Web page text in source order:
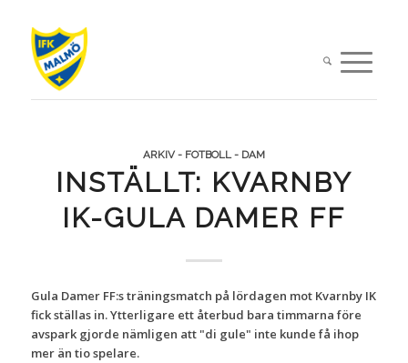
ARKIV - FOTBOLL - DAM
INSTÄLLT: KVARNBY
IK-GULA DAMER FF
Gula Damer FF:s träningsmatch på lördagen mot Kvarnby IK
fick ställas in. Ytterligare ett återbud bara timmarna före
avspark gjorde nämligen att "di gule" inte kunde få ihop
mer än tio spelare.